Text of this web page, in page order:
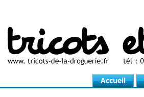
Accueil